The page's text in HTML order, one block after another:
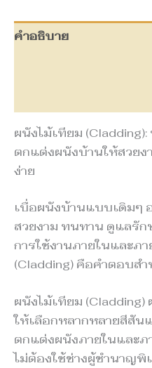
คำอธิบาย
ผนังไม้เทียม
ตกแต่งผนังบ้านให้สวย
ง่าย
เบื่อผนังบ้านแบบเดิมๆ
สวยงาม ทนทาน ดูแลรัก
การใช้งานภายในและภ
(Cladding) คือคำตอบส
ผนังไม้เทียม
ให้เลือกหลากหลายสีสัน
ตกแต่งผนังภายในและภ
ไม่ต้องใช้ช่างผู้ชำนาญพิ